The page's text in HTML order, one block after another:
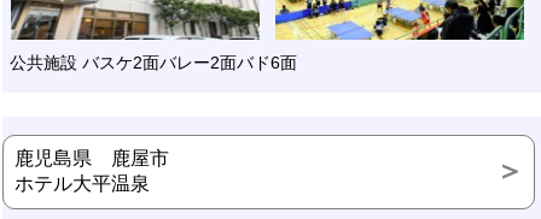
公共施設 バスケ2面バレー2面バド6面
鹿児島県 鹿屋市
ホテル大平温泉